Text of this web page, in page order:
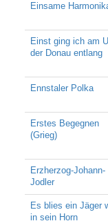
Einsame
Einst ging ich am
der Donau entlang
Ennstaler Polka
Erstes Begegnen
(Grieg)
Erzherzog-Johann-
Jodler
Es blies ein Jäger
in sein Horn